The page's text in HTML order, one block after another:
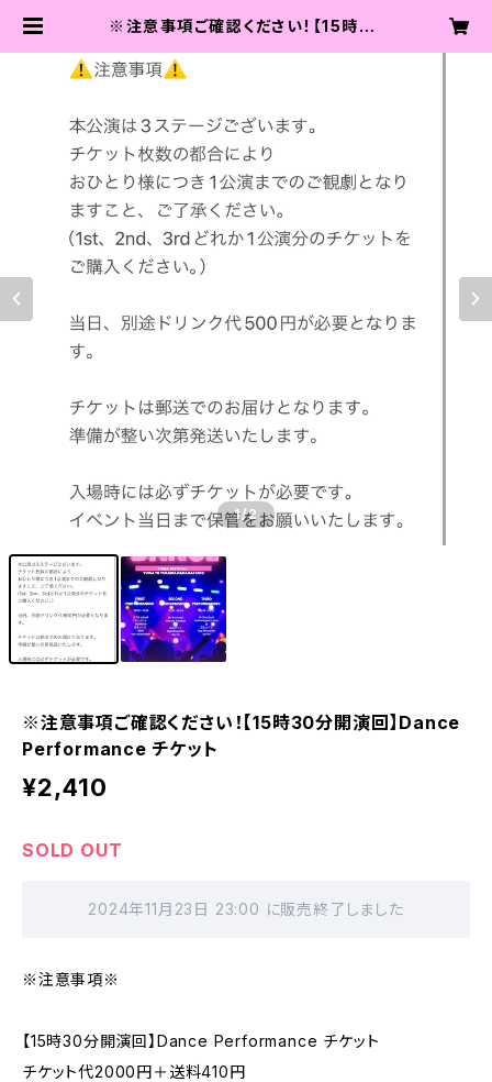
※注意事項ご確認ください！【15時30
チケット | 39商店
1/2
※注意事項ご確認ください！【15時30分開演回】Dance
Performance チケット
¥2,410
SOLD OUT
2024年11月23日 23:00 に販売終了しました
※注意事項※
【15時30分開演回】Dance Performance チケット
チケット代2000円＋送料410円